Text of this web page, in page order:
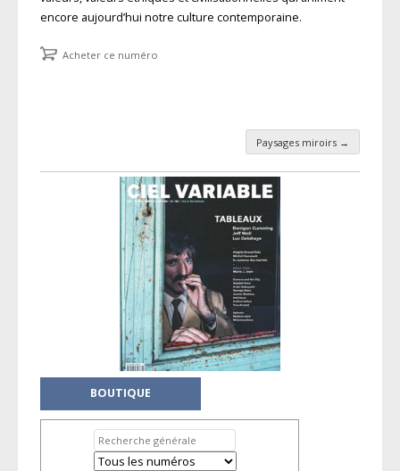
encore aujourd’hui notre culture contemporaine.
Acheter ce numéro
Navigation des articles
Paysages miroirs →
BOUTIQUE